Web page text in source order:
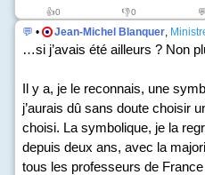
👍0 👎0
💬 • Jean-Michel Blanquer,
…si j’avais été ailleurs ? Non
Il y a, je le reconnais, une
j’aurais dû sans doute choisir
choisi. La symbolique, je la
depuis deux ans, avec la
tous les professeurs de